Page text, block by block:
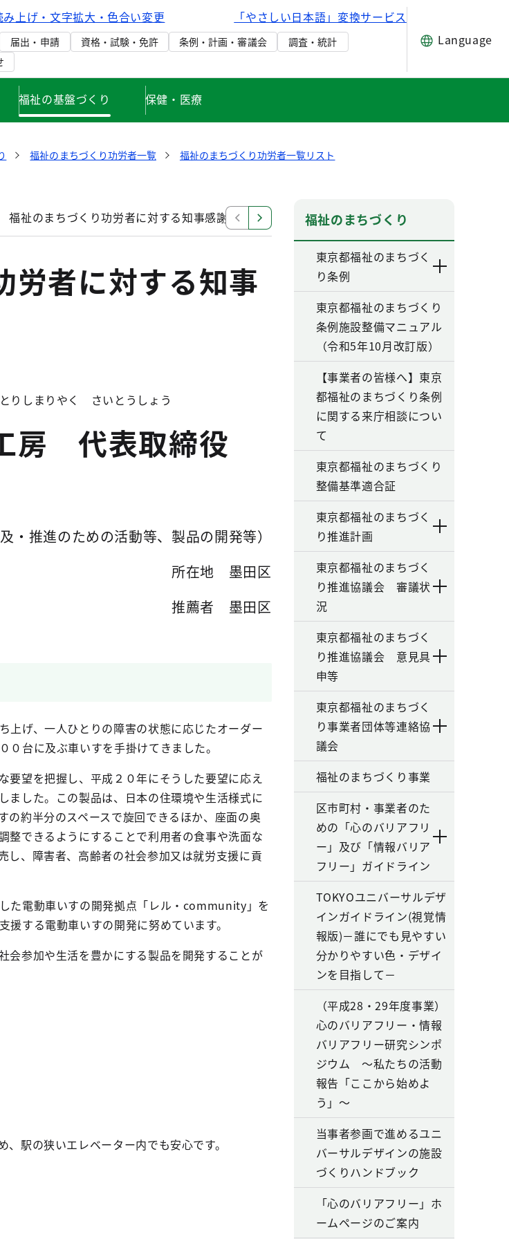
み上げ・文字拡大・色合い変更 「やさしい日本語」変換サービス
届出・申請 資格・試験・免許 条例・計画・審議会
調査・統計
Language
福祉の基盤づくり 保健・医療
福祉のまちづくり功労者一覧
福祉のまちづくり功労者一覧リスト
福祉のまちづくり功労者に対する知事感謝状 福祉のまちづくり功労者に対する知事感謝状
労者に対する知事
りしまりやく さいとうしょう
房 代表取締役
及・推進のための活動等、製品の開発等）
所在地 墨田区
推薦者 墨田区
げ、一人ひとりの障害の状態に応じたオーダー
台に及ぶ車いすを手掛けてきました。
望を把握し、平成２０年にそうした要望に応え
ました。この製品は、日本の住環境や生活様式に
約半分のスペースで旋回できるほか、座面の奥
整できるようにすることで利用者の食事や洗面な
し、障害者、高齢者の社会参加又は就労支援に貢
た電動車いすの開発拠点「レル・community」を
する電動車いすの開発に努めています。
参加や生活を豊かにする製品を開発することが
駅の狭いエレベーター内でも安心です。
福祉のまちづくり
東京都福祉のまちづく
り条例
東京都福祉のまちづくり
条例施設整備マニュアル
（令和5年10月改訂版）
【事業者の皆様へ】東京
都福祉のまちづくり条例
に関する来庁相談につい
て
東京都福祉のまちづくり
整備基準適合証
東京都福祉のまちづく
り推進計画
東京都福祉のまちづく
り推進協議会 審議状
況
東京都福祉のまちづく
り推進協議会 意見具
申等
東京都福祉のまちづく
り事業者団体等連絡協
議会
福祉のまちづくり事業
区市町村・事業者のた
めの「心のバリアフリ
ー」及び「情報バリア
フリー」ガイドライン
TOKYOユニバーサルデザ
インガイドライン(視覚情
報版)－誰にでも見やすい
分かりやすい色・デザイ
ンを目指して－
（平成28・29年度事業）
心のバリアフリー・情報
バリアフリー研究シンポ
ジウム ～私たちの活動
報告「ここから始めよ
う」～
当事者参画で進めるユニ
バーサルデザインの施設
づくりハンドブック
「心のバリアフリー」ホ
ームページのご案内